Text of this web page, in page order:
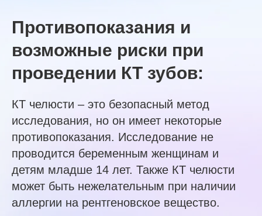
Противопоказания и
возможные риски при
проведении КТ зубов:
КТ челюсти – это безопасный метод
исследования, но он имеет некоторые
противопоказания. Исследование не
проводится беременным женщинам и
детям младше 14 лет. Также КТ челюсти
может быть нежелательным при наличии
аллергии на рентгеновское вещество.